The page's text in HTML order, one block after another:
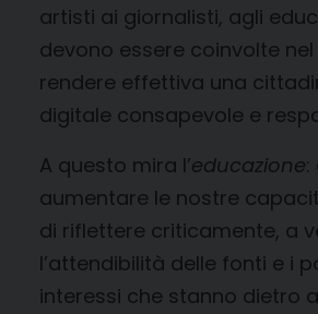
artisti ai giornalisti, agli
devono essere coinvolte
rendere effettiva una
digitale consapevole e
A questo mira l’educazione:
aumentare le nostre
di riflettere criticamente, a
l’attendibilità delle fonti e i
interessi che stanno dietro